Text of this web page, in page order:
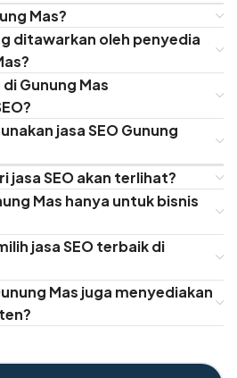
Mas?
ditawarkan oleh penyedia
Gunung Mas
jasa SEO Gunung
jasa SEO akan terlihat?
Mas hanya untuk bisnis
jasa SEO terbaik di
Mas juga menyediakan